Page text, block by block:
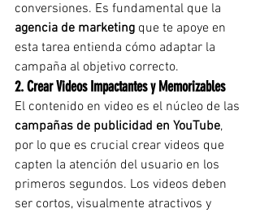
conversiones. Es fundamental que la
agencia de marketing que te apoye en
esta tarea entienda cómo adaptar la
campaña al objetivo correcto.
2. Crear Videos Impactantes y Memorizables
El contenido en video es el núcleo de las
campañas de publicidad en YouTube,
por lo que es crucial crear videos que
capten la atención del usuario en los
primeros segundos. Los videos deben
ser cortos, visualmente atractivos y